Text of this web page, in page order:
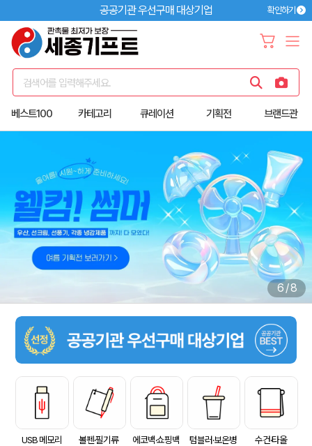
공공기관 우선구매 대상기업 확인하기
검색어를 입력해주세요.
베스트100 카테고리 큐레이션 기획전 브랜드관
6/8
USB 메모리 볼펜·필기류 에코백·쇼핑백 텀블러·보온병 수건·타올